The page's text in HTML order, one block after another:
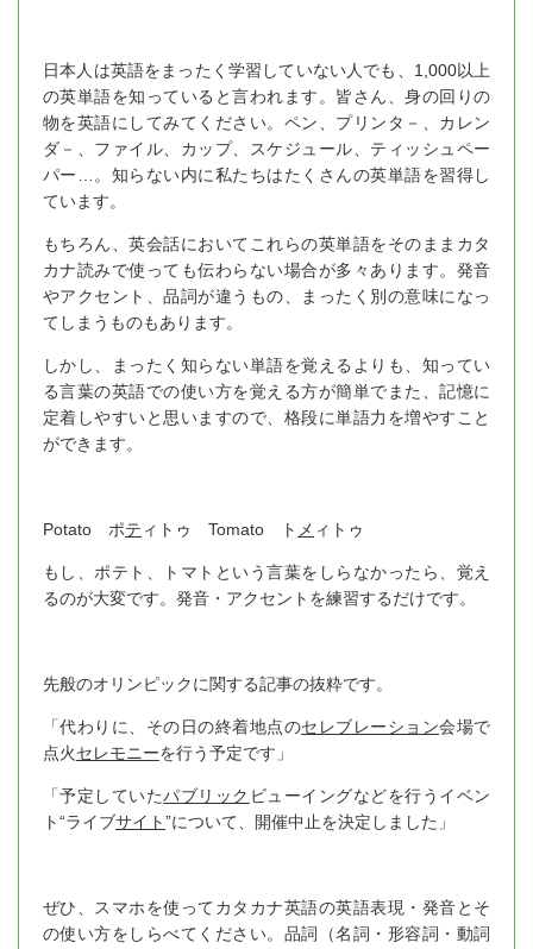
日本人は英語をまったく学習していない人でも、1,000以上
の英単語を知っていると言われます。皆さん、身の回りの
物を英語にしてみてください。ペン、プリンタ－、カレン
ダ－、ファイル、カップ、スケジュール、ティッシュペー
パー…。知らない内に私たちはたくさんの英単語を習得し
ています。
もちろん、英会話においてこれらの英単語をそのままカタ
カナ読みで使っても伝わらない場合が多々あります。発音
やアクセント、品詞が違うもの、まったく別の意味になっ
てしまうものもあります。
しかし、まったく知らない単語を覚えるよりも、知ってい
る言葉の英語での使い方を覚える方が簡単でまた、記憶に
定着しやすいと思いますので、格段に単語力を増やすこと
ができます。
Potato ポテ ィトゥ Tomato ト メ ィトゥ
もし、ポテト、トマトという言葉をしらなかったら、覚え
るのが大変です。発音・アクセントを練習するだけです。
先般のオリンピックに関する記事の抜粋です。
「代わりに、その日の終着地点のセレブレーション会場で
点火セレモニーを行う予定です」
「予定していたパブリック ビューイングなどを行うイベン
ト“ライブサイト”について、開催中止を決定しました」
ぜひ、スマホを使ってカタカナ英語の英語表現・発音とそ
の使い方をしらべてください。品詞（名詞・形容詞・動詞